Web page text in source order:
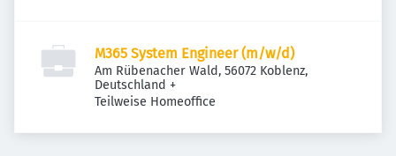
M365 System Engineer (m/w/d)
Am Rübenacher Wald, 56072 Koblenz,
Deutschland +
Teilweise Homeoffice